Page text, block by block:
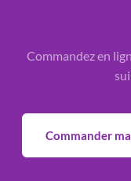
Commandez en
Commander